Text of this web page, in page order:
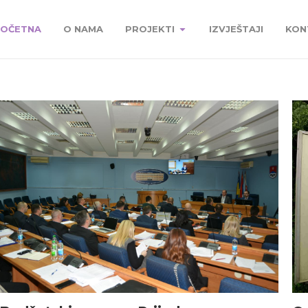
O NAMA PROJEKTI IZVJEŠTAJI